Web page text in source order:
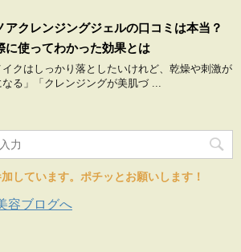
アクレンジングジェルの口コミは本当？
に使ってわかった効果とは
イクはしっかり落としたいけれど、乾燥や刺激が
る」「クレンジングが美肌づ ...
しています。ポチッとお願いします！